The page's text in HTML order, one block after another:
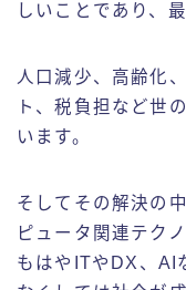
しいことであり、
人口減少、高齢化
ト、税負担など世
います。
そしてその解決の
ピュータ関連テク
もはやITやDX、AI